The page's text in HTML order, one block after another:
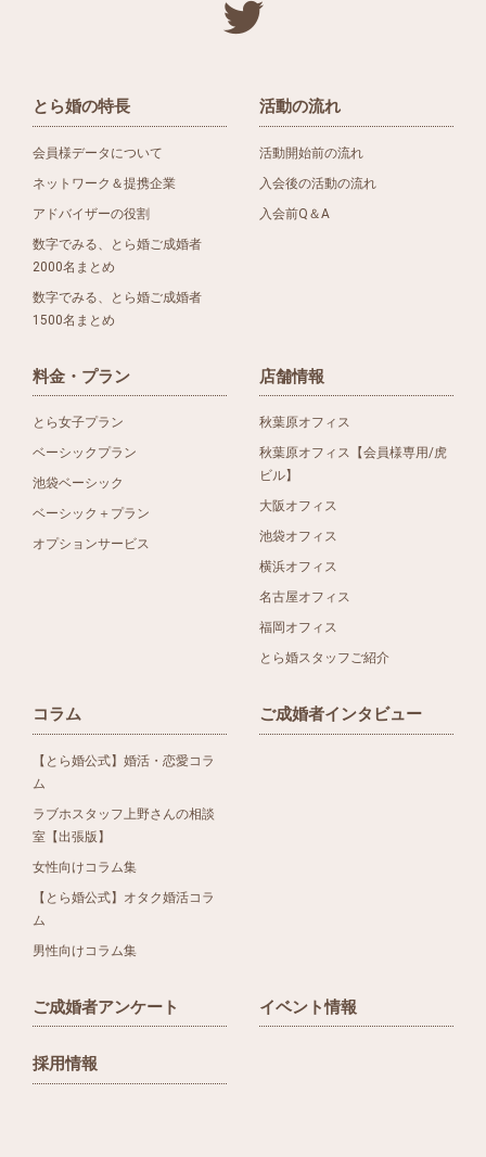
とら婚の特長
会員様データについて
ネットワーク＆提携企業
アドバイザーの役割
数字でみる、とら婚ご成婚者
2000名まとめ
数字でみる、とら婚ご成婚者
1500名まとめ
活動の流れ
活動開始前の流れ
入会後の活動の流れ
入会前Q＆A
料金・プラン
とら女子プラン
ベーシックプラン
池袋ベーシック
ベーシック＋プラン
オプションサービス
店舗情報
秋葉原オフィス
秋葉原オフィス【会員様専用/虎
ビル】
大阪オフィス
池袋オフィス
横浜オフィス
名古屋オフィス
福岡オフィス
とら婚スタッフご紹介
コラム
【とら婚公式】婚活・恋愛コラ
ム
ラブホスタッフ上野さんの相談
室【出張版】
女性向けコラム集
【とら婚公式】オタク婚活コラ
ム
男性向けコラム集
ご成婚者インタビュー
ご成婚者アンケート イベント情報
採用情報